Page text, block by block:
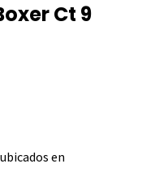
Ct 9
en